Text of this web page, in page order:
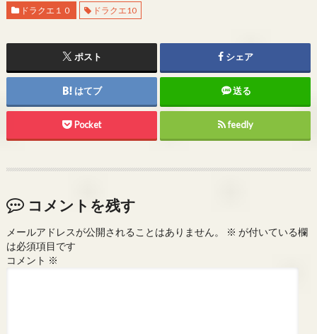
ドラクエ１０ ドラクエ10
ポスト シェア
はてブ 送る
Pocket feedly
コメントを残す
メールアドレスが公開されることはありません。 ※ が付いている欄
は必須項目です
コメント ※